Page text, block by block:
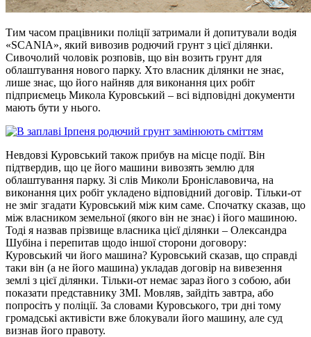
Тим часом працівники поліції затримали й допитували водія
«SCANIA», який вивозив родючий грунт з цієї ділянки.
Сивочолий чоловік розповів, що він возить грунт для
облаштування нового парку. Хто власник ділянки не знає,
лише знає, що його найняв для виконання цих робіт
підприємець Микола Куровський – всі відповідні документи
мають бути у нього.
Невдовзі Куровський також прибув на місце події. Він
підтвердив, що це його машини вивозять землю для
облаштування парку. Зі слів Миколи Броніславовича, на
виконання цих робіт укладено відповідний договір. Тільки-от
не зміг згадати Куровський між ким саме. Спочатку сказав, що
між власником земельної (якого він не знає) і його машиною.
Тоді я назвав прізвище власника цієї ділянки – Олександра
Шубіна і перепитав щодо іншої сторони договору:
Куровський чи його машина? Куровський сказав, що справді
таки він (а не його машина) укладав договір на вивезення
землі з цієї ділянки. Тільки-от немає зараз його з собою, аби
показати представнику ЗМІ. Мовляв, зайдіть завтра, або
попросіть у поліції. За словами Куровського, три дні тому
громадські активісти вже блокували його машину, але суд
визнав його правоту.